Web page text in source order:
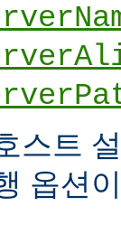
스트
옵션